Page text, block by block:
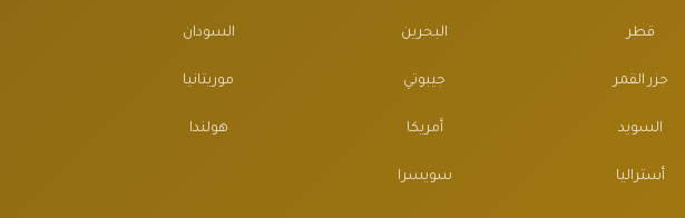
قطر البحرين السودان
جزر القمر جيبوتي موريتانيا
السويد أمريكا هولندا
أستراليا سويسرا